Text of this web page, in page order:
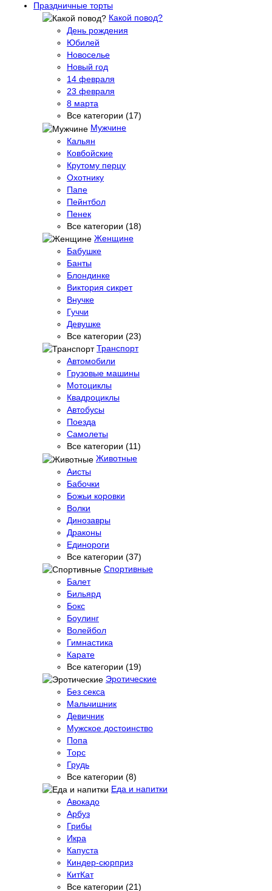
Праздничные торты
Какой повод?
День рождения
Юбилей
Новоселье
Новый год
14 февраля
23 февраля
8 марта
Все категории (17)
Мужчине
Кальян
Ковбойские
Крутому перцу
Охотнику
Папе
Пейнтбол
Пенек
Все категории (18)
Женщине
Бабушке
Банты
Блондинке
Виктория сикрет
Внучке
Гуччи
Девушке
Все категории (23)
Транспорт
Автомобили
Грузовые машины
Мотоциклы
Квадроциклы
Автобусы
Поезда
Самолеты
Все категории (11)
Животные
Аисты
Бабочки
Божьи коровки
Волки
Динозавры
Драконы
Единороги
Все категории (37)
Спортивные
Балет
Бильярд
Бокс
Боулинг
Волейбол
Гимнастика
Карате
Все категории (19)
Эротические
Без секса
Мальчишник
Девичник
Мужское достоинство
Попа
Торс
Грудь
Все категории (8)
Еда и напитки
Авокадо
Арбуз
Грибы
Икра
Капуста
Киндер-сюрприз
КитКат
Все категории (21)